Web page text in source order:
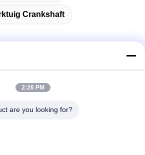
Crankshaft
Yingfengmachines, Nr 1192,
2:26 PM
are you looking for?